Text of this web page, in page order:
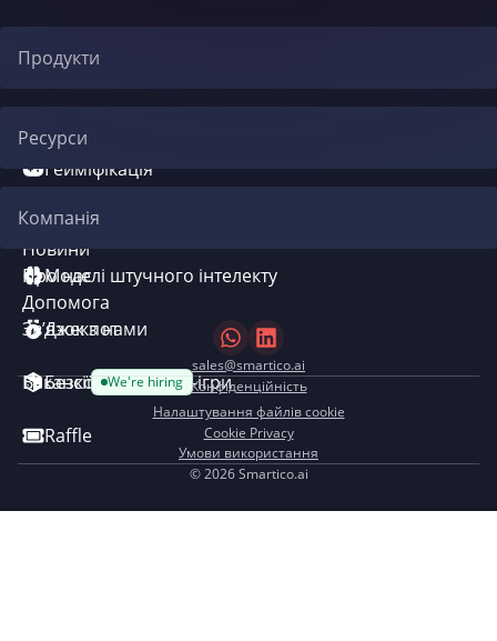
Продукти
Гейміфікація
Система бонусів
Моделі штучного інтелекту
Джекпот
Безкоштовні міні-ігри
Raffle
Ресурси
Новини
Допомога
Компанія
Про нас
Зв’язок з нами
Вакансії We're hiring
©2026 Smartico.ai
Умови використання
Cookie Privacy
Налаштування файлів cookie
Конфіденційність
sales@smartico.ai